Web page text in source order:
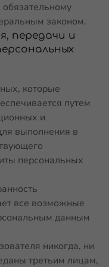
законом.
передачи и
которые
путем
и
выполнения в
персональных
все возможные
данным
никогда, ни
третьим лицам,